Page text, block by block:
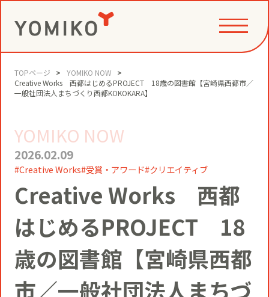
PHILOSOPHY
GAME CHANGE PARTNER
VI
YOMIKOグループ ビジョン・パーパ
ス・バリューズ
VALUE CREATION
コミュニティクリエイション®
事例
コミュニティクリエイションの仕掛け
人
NEWS
ニュースリリース
お知らせ
SERVICE
CIVIC PRIDE®コンサルティング
TOPページ
YOMIKO NOW
Creative Works 西都はじめるPROJECT 18歳の図書館【宮崎県西都市／
一般社団法人まちづくり西都KOKOKARA】
YOMIKO NOW
2026.02.09
Creative Works 受賞・アワード クリエイティブ
Creative Works 西都
はじめるPROJECT 18
歳の図書館【宮崎県西都
市／一般社団法人まちづ